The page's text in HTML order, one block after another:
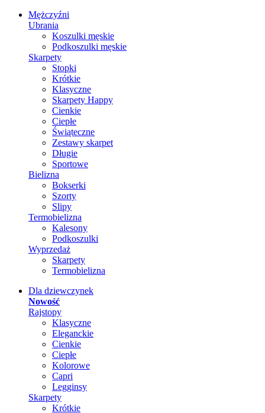
Mężczyźni
Ubrania
Koszulki męskie
Podkoszulki męskie
Skarpety
Stopki
Krótkie
Klasyczne
Skarpety Happy
Cienkie
Ciepłe
Świąteczne
Zestawy skarpet
Długie
Sportowe
Bielizna
Bokserki
Szorty
Slipy
Termobielizna
Kalesony
Podkoszulki
Wyprzedaż
Skarpety
Termobielizna
Dla dziewczynek
Nowość
Rajstopy
Klasyczne
Eleganckie
Cienkie
Ciepłe
Kolorowe
Capri
Legginsy
Skarpety
Krótkie